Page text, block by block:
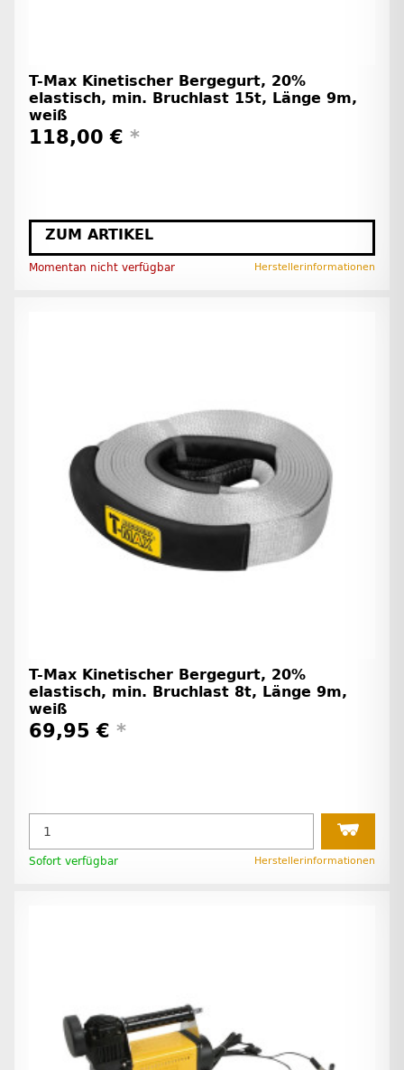
T-Max Kinetischer Bergegurt, 20%
elastisch, min. Bruchlast 15t, Länge 9m,
weiß
118,00 € *
ZUM ARTIKEL
Momentan nicht verfügbar Herstellerinformationen
T-Max Kinetischer Bergegurt, 20%
elastisch, min. Bruchlast 8t, Länge 9m,
weiß
69,95 € *
Sofort verfügbar Herstellerinformationen